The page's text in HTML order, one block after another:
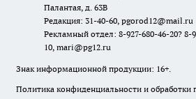
Палантая, д. 63В
Редакция: 31-40-60, pgorod12@mail.ru
Рекламный отдел: 8-927-680-46-20? 8-
10, mari@pg12.ru
Знак информационной продукции: 16+.
Политика конфиденциальности и обработки